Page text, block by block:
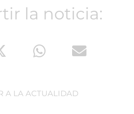
la noticia:
A LA ACTUALIDAD